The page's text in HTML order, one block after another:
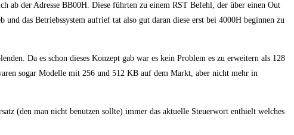
ab der Adresse BB00H. Diese führten zu einem RST Befehl, der über einen Out
das Betriebssystem aufrief tat also gut daran diese erst bei 4000H beginnen zu
Da es schon dieses Konzept gab war es kein Problem es zu erweitern als 128
sogar Modelle mit 256 und 512 KB auf dem Markt, aber nicht mehr in
(den man nicht benutzen sollte) immer das aktuelle Steuerwort enthielt welches